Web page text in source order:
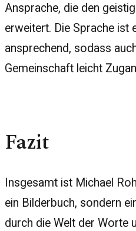
Ansprache, die den
erweitert. Die Sprache ist
ansprechend, sodass
Gemeinschaft leicht
Fazit
Insgesamt ist Michael
ein Bilderbuch, sondern
durch die Welt der Worte